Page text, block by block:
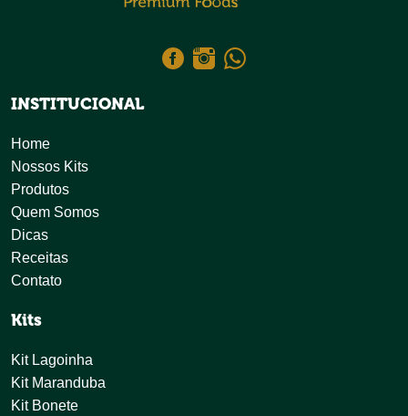
INSTITUCIONAL
Home
Nossos Kits
Produtos
Quem Somos
Dicas
Receitas
Contato
Kits
Kit Lagoinha
Kit Maranduba
Kit Bonete